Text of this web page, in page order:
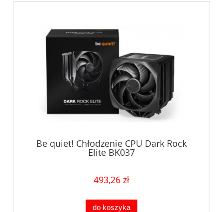
Be quiet! Chłodzenie CPU Dark Rock
Elite BK037
493,26 zł
do koszyka